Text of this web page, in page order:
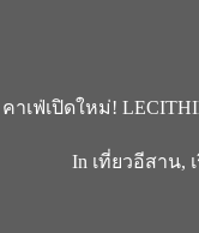
คาเฟ่เปิดใหม่!
In เที่ยวอีสาน,